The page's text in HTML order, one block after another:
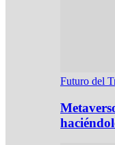
Futuro del